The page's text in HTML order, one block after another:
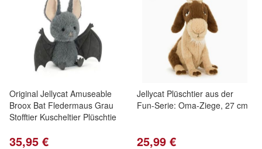
Original Jellycat Amuseable
Broox Bat Fledermaus Grau
Stofftier Kuscheltier Plüschtie
35,95 €
Jellycat Plüschtier aus der
Fun-Serie: Oma-Ziege, 27 cm
25,99 €